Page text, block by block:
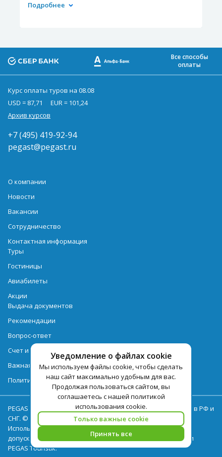
Подробнее
Уведомление о файлах cookie
Мы используем файлы cookie, чтобы сделать
наш сайт максимально удобным для вас.
Продолжая пользоваться сайтом, вы
соглашаетесь с нашей политикой
использования cookie.
Только важные cookie
Принять все
Все способы
оплаты
Курс оплаты туров на 08.08
USD = 87,71
EUR = 101,24
Архив курсов
+7 (495) 419-92-94
pegast@pegast.ru
О компании
Новости
Вакансии
Сотрудничество
Контактная информация
Туры
Гостиницы
Авиабилеты
Акции
Выдача документов
Рекомендации
Вопрос-ответ
Счет и оплата
Важная информация по турпродукту
Политика обработки персональных данных
PEGAS Touristik — ведущий оператор туристических услуг в РФ и
СНГ. © 2026
Использование текстов и фотографий с сайта pegast.ru
допускается только с письменного разрешения компании
PEGAS Touristik.